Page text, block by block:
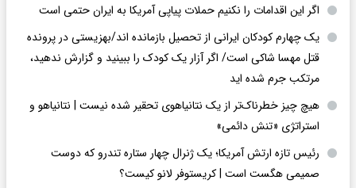
اگر این اقدامات را نکنیم حملات پیاپی آمریکا به ایران حتمی است
یک چهارم کودکان ایرانی از تحصیل بازمانده اند/بهزیستی در پرونده
قتل مهسا شاکی است/ اگر آزار یک کودک را ببینید و گزارش ندهید،
مرتکب جرم شده اید
هیچ چیز خطرناک‌تر از یک نتانیاهوی تحقیر شده نیست | نتانیاهو و
استراتژی «تنش دائمی»
رئیس تازه ارتش آمریکا؛ یک ژنرال چهار ستاره تندرو که دوست
صمیمی هگست است | کریستوفر لانو کیست؟